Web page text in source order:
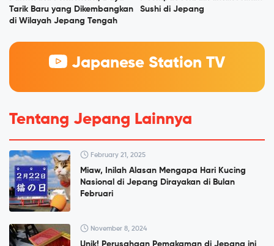
Tarik Baru yang Dikembangkan
di Wilayah Jepang Tengah
Sushi di Jepang
Japanese Station TV
Tentang Jepang Lainnya
February 21, 2025
Miaw, Inilah Alasan Mengapa Hari Kucing
Nasional di Jepang Dirayakan di Bulan
Februari
November 8, 2024
Unik! Perusahaan Pemakaman di Jepang ini